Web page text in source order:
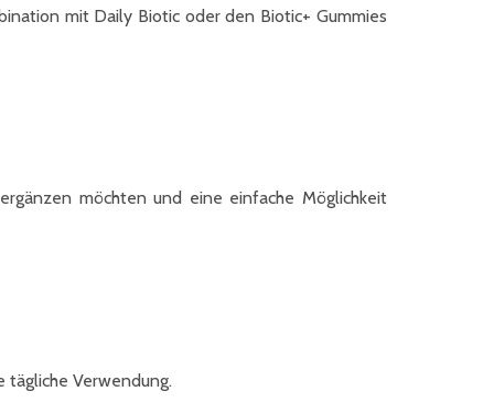
mit Daily Biotic oder den Biotic+ Gummies
möchten und eine einfache Möglichkeit
Verwendung.